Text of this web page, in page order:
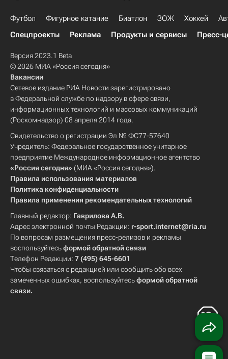
Футбол Фигурное катание Биатлон ЗОЖ Хоккей
Спецпроекты
Реклама Продукты и сервисы Пресс-
Версия 2023.1 Beta
© 2026 МИА «Россия сегодня»
Вакансии
Сетевое издание РИА Новости зарегистрировано
в Федеральной службе по надзору в сфере связи,
информационных технологий и массовых коммуникаций
(Роскомнадзор) 08 апреля 2014 года.
Свидетельство о регистрации Эл № ФС77-57640
Учредитель: Федеральное государственное унитарное
предприятие Международное информационное агентство
«Россия сегодня» (МИА «Россия сегодня»).
Правила использования материалов
Политика конфиденциальности
Правила применения рекомендательных технологий
Главный редактор: Гаврилова А.В.
Адрес электронной почты Редакции: r-sport.internet@ria.ru
По вопросам размещения пресс-релизов и рекламы
воспользуйтесьформой обратной связи
Телефон Редакции: 7 (495) 645-6601
Чтобы связаться с редакцией или сообщить обо всех
замеченных ошибках, воспользуйтесьформой обратной
связи.